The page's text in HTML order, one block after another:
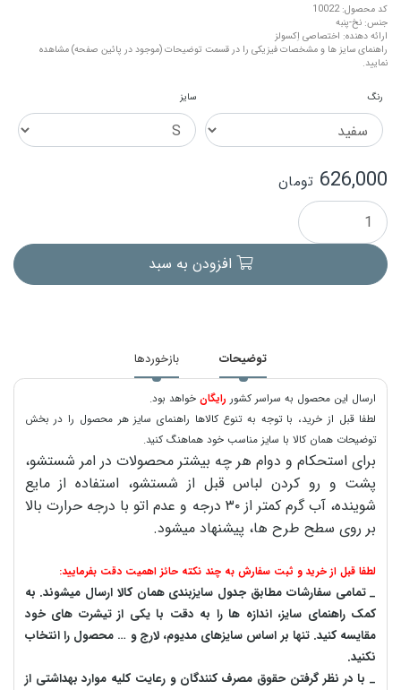
کد محصول: 10022
جنس: نخ-پنبه
ارائه دهنده: اختصاصی اِکسولز
راهنمای سایز ها و مشخصات فیزیکی را در قسمت توضیحات (موجود در پائین صفحه) مشاهده
نمایید.
رنگ سایز
626,000 تومان
افزودن به سبد
توضیحات بازخوردها
ارسال این محصول به سراسر کشور رایگانخواهد بود.
لطفا قبل از خرید، با توجه به تنوع کالاها راهنمای سایز هر محصول را در بخش
توضیحات همان کالا با سایز مناسب خود هماهنگ کنید.
برای استحکام و دوام هر چه بیشتر محصولات در امر شستشو،
پشت و رو کردن لباس قبل از شستشو، استفاده از مایع
شوینده، آب گرم کمتر از ۳۰ درجه و عدم اتو با درجه حرارت بالا
بر روی سطح طرح ها، پیشنهاد میشود.
لطفا قبل از خرید و ثبت سفارش به چند نکته حائز اهمیت دقت بفرمایید:
_ تمامی سفارشات مطابق جدول سایزبندی همان کالا ارسال میشوند. به
کمک راهنمای سایز، اندازه ها را به دقت با یکی از تیشرت های خود
مقایسه کنید. تنها بر اساس سایزهای مدیوم، لارج و … محصول را انتخاب
نکنید.
_ با در نظر گرفتن حقوق مصرف کنندگان و رعایت کلیه موارد بهداشتی از